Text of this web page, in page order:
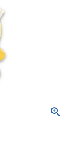
アイテム